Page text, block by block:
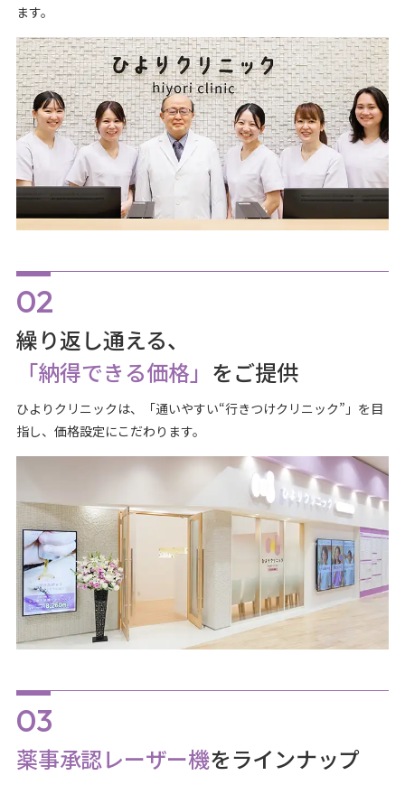
ます。
繰り返し通える、
「納得できる価格」 をご提供
ひよりクリニックは、「通いやすい“行きつけクリニック”」を目
指し、価格設定にこだわります。
薬事承認レーザー機をラインナップ